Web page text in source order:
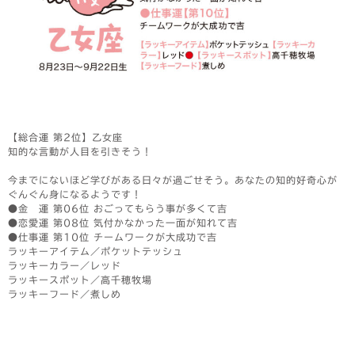
【総合運 第2位】乙女座
知的な言動が人目を引きそう！
今までにないほど学びがある日々が過ごせそう。あなたの知的好奇心が
ぐんぐん身になるようです！
●金 運 第06位 おごってもらう事が多くて吉
●恋愛運 第08位 気付かなかった一面が知れて吉
●仕事運 第10位 チームワークが大成功で吉
ラッキーアイテム／ポケットテッシュ
ラッキーカラー／レッド
ラッキースポット／高千穂牧場
ラッキーフード／煮しめ